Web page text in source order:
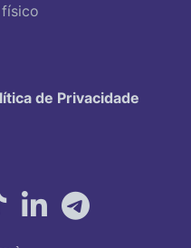
físico
de Privacidade